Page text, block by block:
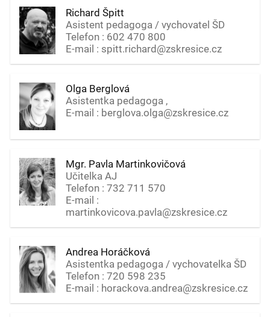
Richard Špitt
Asistent pedagoga / vychovatel ŠD
Telefon : 602 470 800
E-mail : spitt.richard@zskresice.cz
Olga Berglová
Asistentka pedagoga ,
E-mail : berglova.olga@zskresice.cz
Mgr. Pavla Martinkovičová
Učitelka AJ
Telefon : 732 711 570
E-mail :
martinkovicova.pavla@zskresice.cz
Andrea Horáčková
Asistentka pedagoga / vychovatelka ŠD
Telefon : 720 598 235
E-mail : horackova.andrea@zskresice.cz